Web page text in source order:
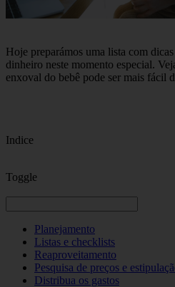
Hoje preparámos uma lista com
dinheiro neste momento especial.
enxoval do bebê pode ser mais fácil
Indice
Toggle
Planejamento
Listas e checklists
Reaproveitamento
Pesquisa de preços e
Distribua os gastos